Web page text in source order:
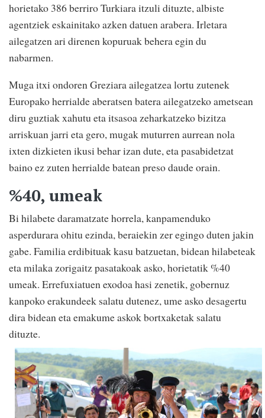
horietako 386 berriro Turkiara itzuli dituzte, albiste
agentziek eskainitako azken datuen arabera. Irletara
ailegatzen ari direnen kopuruak behera egin du
nabarmen.
Muga itxi ondoren Greziara ailegatzea lortu zutenek
Europako herrialde aberatsen batera ailegatzeko ametsean
diru guztiak xahutu eta itsasoa zeharkatzeko bizitza
arriskuan jarri eta gero, mugak muturren aurrean nola
ixten dizkieten ikusi behar izan dute, eta pasabidetzat
baino ez zuten herrialde batean preso daude orain.
%40, umeak
Bi hilabete daramatzate horrela, kanpamenduko
asperdurara ohitu ezinda, beraiekin zer egingo duten jakin
gabe. Familia erdibituak kasu batzuetan, bidean hilabeteak
eta milaka zorigaitz pasatakoak asko, horietatik %40
umeak. Errefuxiatuen exodoa hasi zenetik, gobernuz
kanpoko erakundeek salatu dutenez, ume asko desagertu
dira bidean eta emakume askok bortxaketak salatu
dituzte.